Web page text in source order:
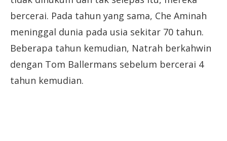
bercerai. Pada tahun yang sama, Che Aminah
meninggal dunia pada usia sekitar 70 tahun.
Beberapa tahun kemudian, Natrah berkahwin
dengan Tom Ballermans sebelum bercerai 4
tahun kemudian.